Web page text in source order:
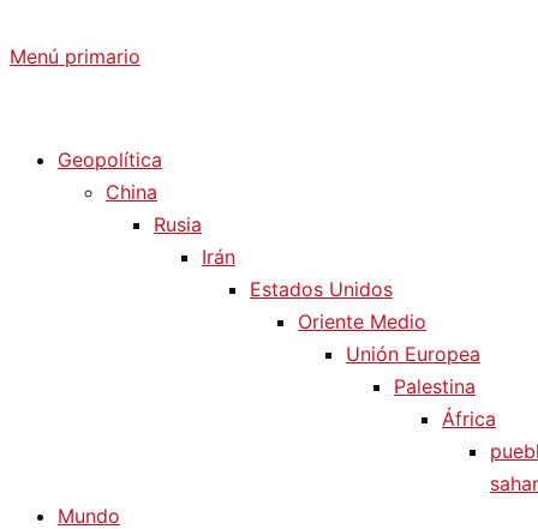
Menú primario
Geopolítica
China
Rusia
Irán
Estados Unidos
Oriente Medio
Unión Europea
Palestina
África
Mundo